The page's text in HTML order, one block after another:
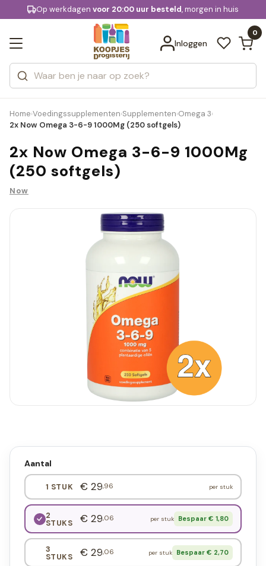
Gratis bezorging
KD.
extra
Op werkdagenvoor 20:00 uur besteld, morgen in huis
Inloggen
0
Zoeken
Categorieën
Merken
Bekijk alle resultaten
Home›Voedingssupplementen›Supplementen›Omega 3›
2x Now Omega 3-6-9 1000Mg (250 softgels)
2x Now Omega 3-6-9 1000Mg
(250 softgels)
Now
Aantal
1 STUK € 29,96 per stuk
2
STUKS € 29,06 per stuk Bespaar € 1,80
3
STUKS € 29,06 per stuk Bespaar € 2,70